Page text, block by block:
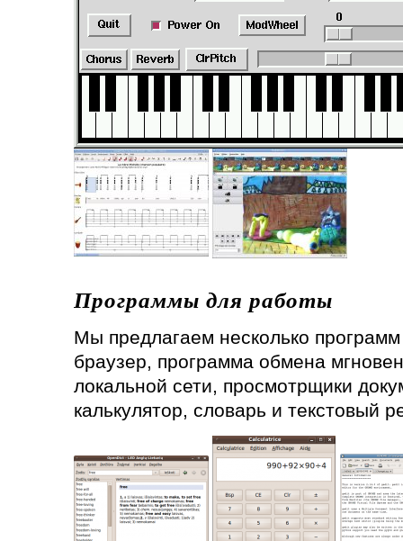
Программы для работы
Мы предлагаем несколько
браузер, программа обмена
локальной сети, просмотрщики
калькулятор, словарь и текстовый